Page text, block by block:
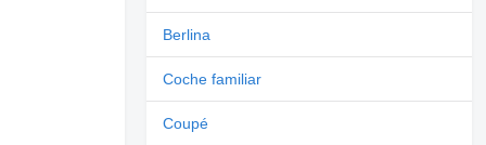
Berlina
Coche familiar
Coupé